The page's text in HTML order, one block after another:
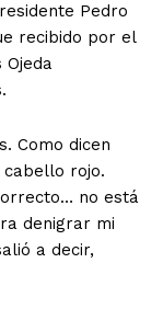
Pedro
recibido por el
Como dicen
cabello rojo.
no está
denigrar mi
a decir,